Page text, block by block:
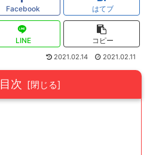
Facebook はてブ
LINE コピー
2021.02.14 2021.02.11
目次